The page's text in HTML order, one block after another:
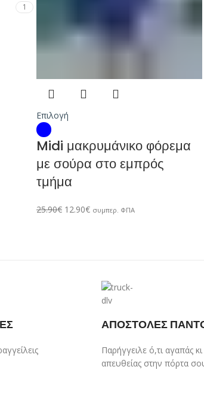
1
Επιλογή
Midi μακρυμάνικο φόρεμα
με σούρα στο εμπρός
τμήμα
25.90€ 12.90€ συμπερ. ΦΠΑ
ΑΠΟΣΤΟΛΕΣ
Παρήγγειλε ό,τι αγαπάς
απευθείας στην πόρτα